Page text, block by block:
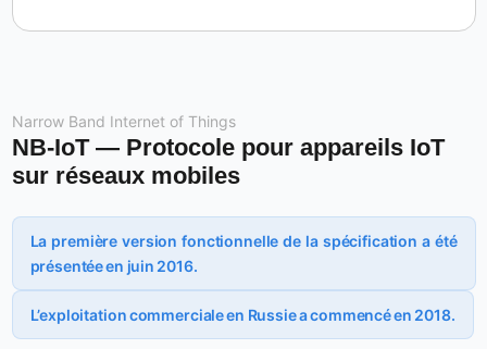
Narrow Band Internet of Things
NB-IoT — Protocole pour appareils IoT
sur réseaux mobiles
La première version fonctionnelle de la spécification a été
présentée en juin 2016.
L’exploitation commerciale en Russie a commencé en 2018.